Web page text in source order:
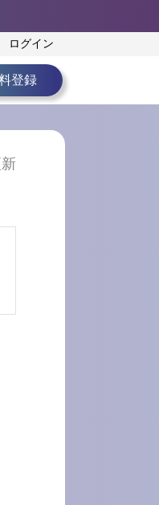
ログイン
登録